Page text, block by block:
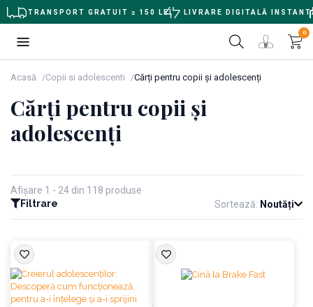
TRANSPORT GRATUIT ≥ 150 LEI LIVRARE DIGITALĂ
0
Acasă Copii si adolescenti Cărți pentru copii și adolescenți
Cărți pentru copii și
adolescenți
Afișare 1 - 24 din 118 produse
Filtrare
Sortează: Noutăți